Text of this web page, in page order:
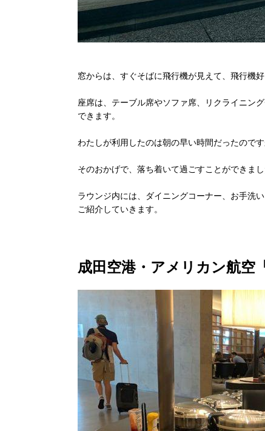
窓からは、すぐそばに飛行機が見えて、飛行機
座席は、テーブル席やソファ席、リクライニン
できます。
わたしが利用したのは朝の早い時間だったので
そのおかげで、落ち着いて過ごすことができまし
ラウンジ内には、ダイニングコーナー、お手洗
ご紹介していきます。
成田空港・アメリカン航